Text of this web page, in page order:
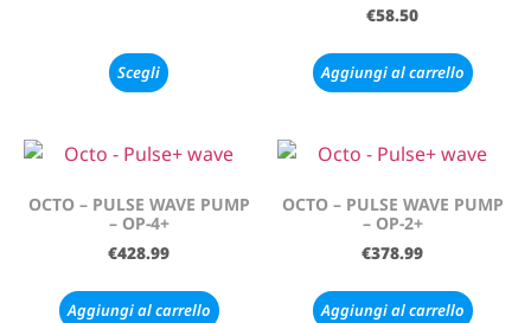
Scegli
€58.50
Aggiungi al carrello
OCTO – PULSE WAVE PUMP
– OP-4+
€428.99
Aggiungi al carrello
OCTO – PULSE WAVE PUMP
– OP-2+
€378.99
Aggiungi al carrello